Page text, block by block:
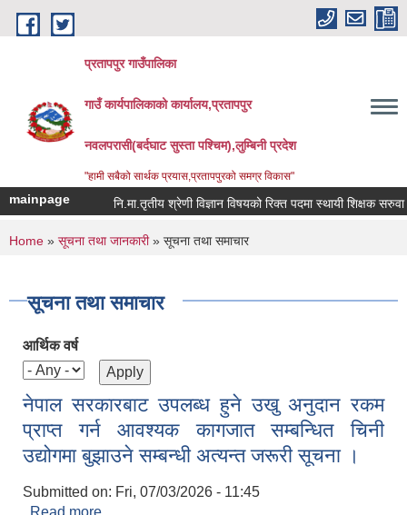
Skip to main content
प्रतापपुर गाउँपालिका
गाउँ कार्यपालिकाको कार्यालय,प्रतापपुर
नवलपरासी(बर्दघाट सुस्ता पश्चिम),लुम्बिनी प्रदेश
"हामी सबैको सार्थक प्रयास,प्रतापपुरको समग्र विकास"
mainpage नि.मा.तृतीय श्रेणी विज्ञान विषयको रिक्त पदमा स्थायी शिक्षक सरुवा
You are here
Home » सूचना तथा जानकारी» सूचना तथा समाचार
सूचना तथा समाचार
आर्थिक वर्ष
नेपाल सरकारबाट उपलब्ध हुने उखु अनुदान रकम
प्राप्त गर्न आवश्यक कागजात सम्बन्धित चिनी
उद्योगमा बुझाउने सम्बन्धी अत्यन्त जरूरी सूचना ।
Submitted on: Fri, 07/03/2026 - 11:45
Read more